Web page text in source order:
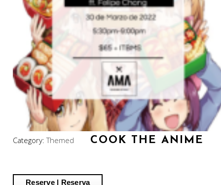
Category:Themed COOK THE ANIME